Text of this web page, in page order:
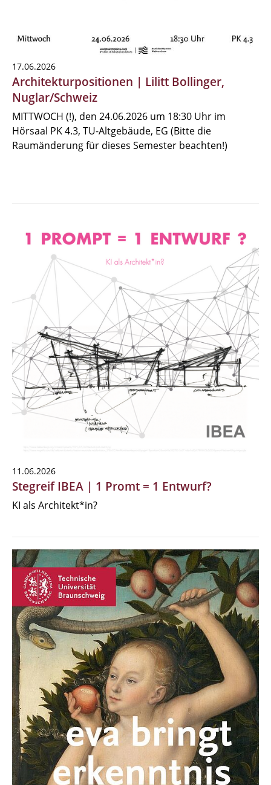
17.06.2026
Architekturpositionen | Lilitt Bollinger,
Nuglar/Schweiz
MITTWOCH (!), den 24.06.2026 um 18:30 Uhr im
Hörsaal PK 4.3, TU-Altgebäude, EG (Bitte die
Raumänderung für dieses Semester beachten!)
11.06.2026
Stegreif IBEA | 1 Promt = 1 Entwurf?
KI als Architekt*in?